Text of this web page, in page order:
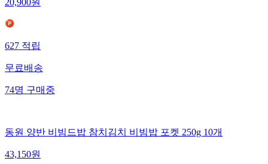
20,900원
627적립
무료배송
74명구매중
동원 양반 비빔드밥 참치김치 비빔밥 포켓 250g 10개
43,150원